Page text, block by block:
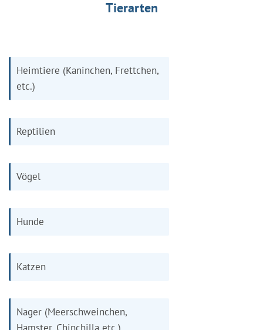
Tierarten
Heimtiere (Kaninchen, Frettchen,
etc.)
Reptilien
Vögel
Hunde
Katzen
Nager (Meerschweinchen,